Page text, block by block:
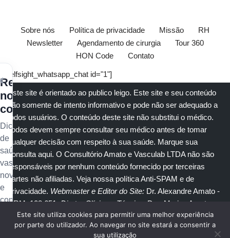
Sobre nós Política de privacidade Missão
RH
Newsletter
Agendamento de cirurgia
Tour 360
HON Code
Contato
[elfsight_whatsapp_chat id="1"]
Este site é orientado ao publico leigo. Este site e seu conteúdo
são somente de intento informativo e pode não ser adequado a
todos usuários. O conteúdo deste site não substitui o médico.
Todos devem sempre consultar seu médico antes de tomar
qualquer decisão com respeito à sua saúde. Marque sua
consulta aqui. O Consultório Amato e Vasculab LTDA não são
responsáveis por nenhum conteúdo fornecido por terceiras
partes não afiliadas. Veja nossa política Anti-SPAM e de
privacidade. Webmaster e Editor do Site: Dr. Alexandre Amato -
CRM: 108.651
. Diretor Clínico e Técnico
: Dra. Marisa Amato
CRM 30400 RTE 056950.
Receba
nossos
conteúdos
Dicas
de
saúde
vascular,
novidades
e
conteúdo
exclusivo
Este site utiliza cookies para permitir uma melhor experiência
por parte do utilizador. Ao navegar no site estará a consentir a
sua utilização